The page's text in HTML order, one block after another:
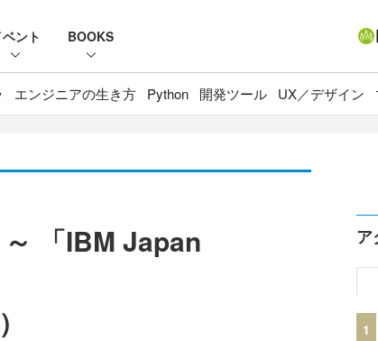
ント BOOKS
エンジニアの生き方 Python 開発ツール UX／デザイン
「IBM Japan
ア
1